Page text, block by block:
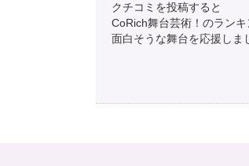
クチコミを投稿すると
CoRich舞台芸術！のランキ
面白そうな舞台を応援しま